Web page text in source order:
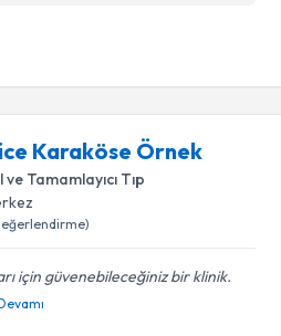
Karaköse Örnek
Tamamlayıcı Tıp
için güvenebileceğiniz bir klinik.